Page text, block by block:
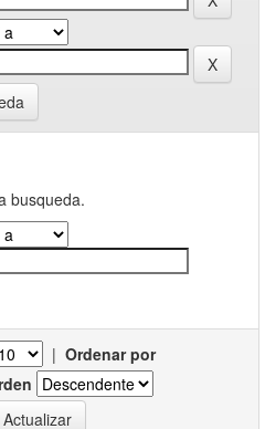
busqueda.
| Ordenar por